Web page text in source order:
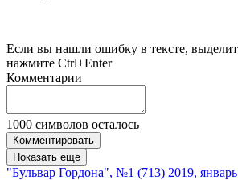
Если вы нашли ошибку в тексте,
нажмите Ctrl+Enter
Комментарии
1000 символов осталось
Комментировать
Показать еще
"Бульвар Гордона", №1 (713) 2019, январь